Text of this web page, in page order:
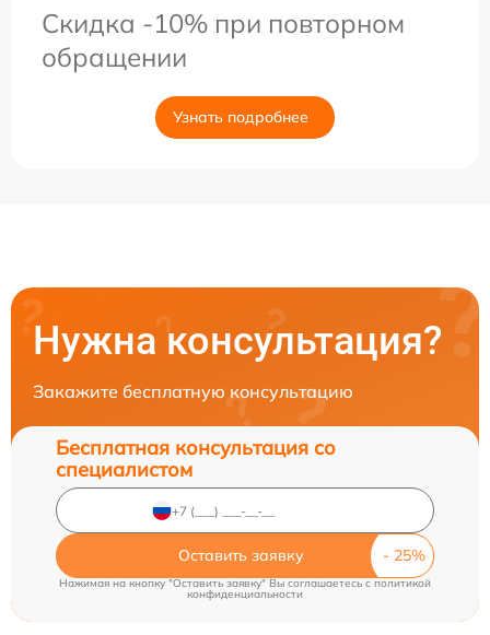
Скидка -10% при повторном
обращении
Узнать подробнее
Нужна консультация?
Закажите бесплатную консультацию
Бесплатная консультация со
специалистом
Оставить заявку
Нажимая на кнопку "Оставить заявку" Вы соглашаетесь c политикой
конфиденциальности